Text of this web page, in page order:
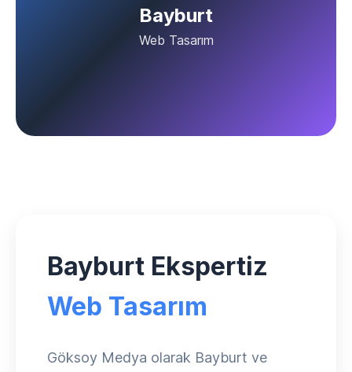
Bayburt
Web Tasarım
Bayburt Ekspertiz
Web Tasarım
Göksoy Medya olarak Bayburt ve